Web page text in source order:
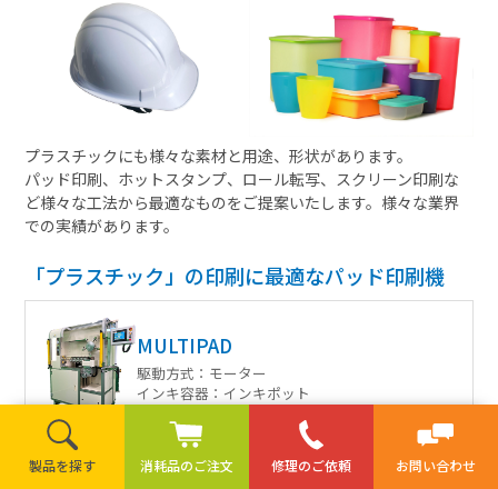
プラスチックにも様々な素材と用途、形状があります。
パッド印刷、ホットスタンプ、ロール転写、スクリーン印刷な
ど様々な工法から最適なものをご提案いたします。様々な業界
での実績があります。
「プラスチック」の印刷に最適なパッド印刷機
詳細を見
る
MULTIPAD
駆動方式： モーター
インキ容器： インキポット
版サイズ(mm)：
印刷面積(mm)：
製品を探す 消耗品のご注文 修理のご依頼 お問い合わせ